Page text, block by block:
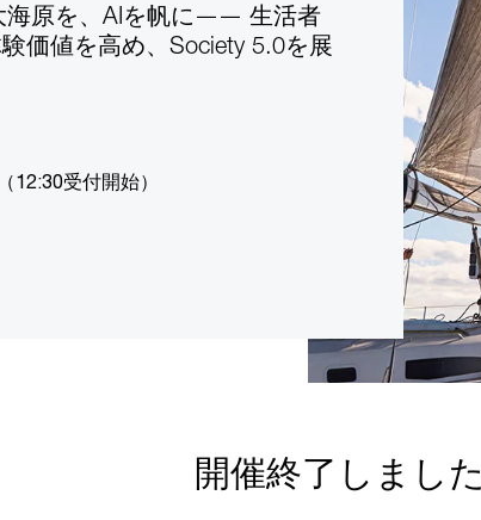
海原を、AIを帆に―― 生活者
価値を高め、Society 5.0を展
12:30受付開始）
開催終了しました